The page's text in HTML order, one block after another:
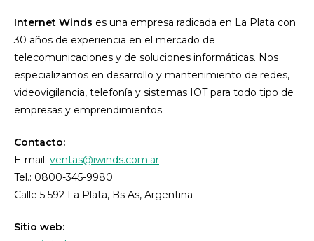
Internet Winds es una empresa radicada en La Plata con
30 años de experiencia en el mercado de
telecomunicaciones y de soluciones informáticas. Nos
especializamos en desarrollo y mantenimiento de redes,
videovigilancia, telefonía y sistemas IOT para todo tipo de
empresas y emprendimientos.
Contacto:
E-mail: ventas@iwinds.com.ar
Tel.: 0800-345-9980
Calle 5 592 La Plata, Bs As, Argentina
Sitio web: